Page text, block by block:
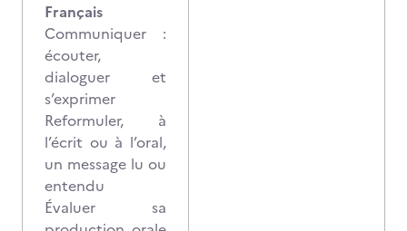
Français
Communiquer :
écouter,
dialoguer et
s’exprimer
Reformuler, à
l’écrit ou à l’oral,
un message lu ou
entendu
Évaluer sa